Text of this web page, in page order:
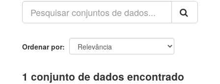
Ordenar por
1 conjunto de dados encontrado